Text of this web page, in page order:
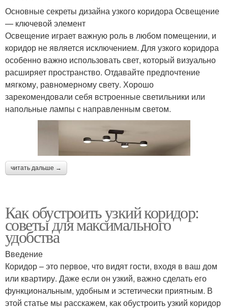
Основные секреты дизайна узкого коридора Освещение
— ключевой элемент
Освещение играет важную роль в любом помещении, и
коридор не является исключением. Для узкого коридора
особенно важно использовать свет, который визуально
расширяет пространство. Отдавайте предпочтение
мягкому, равномерному свету. Хорошо
зарекомендовали себя встроенные светильники или
напольные лампы с направленным светом.
читать дальше →
Как обустроить узкий коридор:
советы для максимального
удобства
Введение
Коридор – это первое, что видят гости, входя в ваш дом
или квартиру. Даже если он узкий, важно сделать его
функциональным, удобным и эстетически приятным. В
этой статье мы расскажем, как обустроить узкий коридор